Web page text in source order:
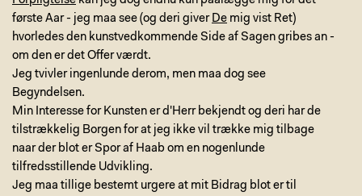
første Aar - jeg maa see (og deri giver De mig vist Ret)
hvorledes den kunstvedkommende Side af Sagen gribes an -
om den er det Offer værdt.
Jeg tvivler ingenlunde derom, men maa dog see
Begyndelsen.
Min Interesse for Kunsten er d'Herr bekjendt og deri har de
tilstrækkelig Borgen for at jeg ikke vil trække mig tilbage
naar der blot er Spor af Haab om en nogenlunde
tilfredsstillende Udvikling.
Jeg maa tillige bestemt urgere at mit Bidrag blot er til